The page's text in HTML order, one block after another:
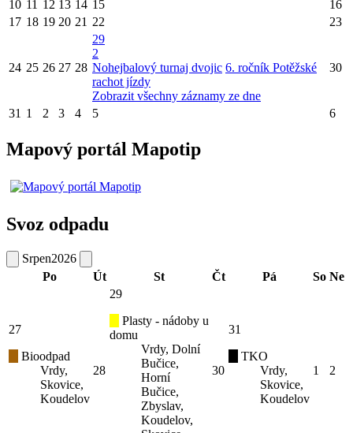
10 11 12 13 14 15
16
17 18 19 20 21 22 23
24 25 26 27 28
29
2
Nohejbalový turnaj dvojic 6. ročník Potěžské
rachot jízdy
Zobrazit všechny záznamy ze dne
30
31 1 2 3 4 5 6
Mapový portál Mapotip
Svoz odpadu
Srpen2026
Po
Út St Čt Pá So Ne
27
Bioodpad
Vrdy,
Skovice,
Koudelov
28
29
Plasty - nádoby u
domu
Vrdy, Dolní
Bučice,
Horní
Bučice,
Zbyslav,
Koudelov,
30
31
TKO
Vrdy,
Skovice,
Koudelov
1 2